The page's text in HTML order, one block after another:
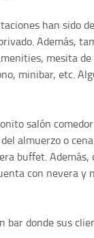
han sido
Además,
mesita
minibar, etc.
salón
almuerzo o
buffet.
con nevera y
bar donde sus